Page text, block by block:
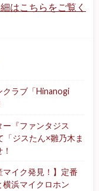
はこちらをご覧く
クラブ「Hinanogi
『ファンタジス
「ジスたん×雛乃木ま
マイク発見！】定番
横浜マイクロホン